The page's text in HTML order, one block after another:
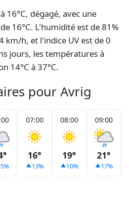
16°C, dégagé, avec une
16°C. L'humidité est de 81%
km/h, et l'indice UV est de 0
jours, les températures à
14°C à 37°C.
pour Avrig
07:00
16°
13%
08:00
19°
10%
09:00
21°
17%